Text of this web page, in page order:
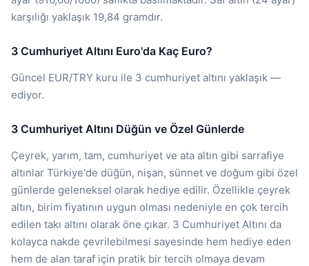
karşılığı yaklaşık 19,84 gramdır.
3 Cumhuriyet Altını Euro'da Kaç Euro?
Güncel EUR/TRY kuru ile 3 cumhuriyet altını yaklaşık —
ediyor.
3 Cumhuriyet Altını Düğün ve Özel Günlerde
Çeyrek, yarım, tam, cumhuriyet ve ata altın gibi sarrafiye
altınlar Türkiye'de düğün, nişan, sünnet ve doğum gibi özel
günlerde geleneksel olarak hediye edilir. Özellikle çeyrek
altın, birim fiyatının uygun olması nedeniyle en çok tercih
edilen takı altını olarak öne çıkar. 3 Cumhuriyet Altını da
kolayca nakde çevrilebilmesi sayesinde hem hediye eden
hem de alan taraf için pratik bir tercih olmaya devam